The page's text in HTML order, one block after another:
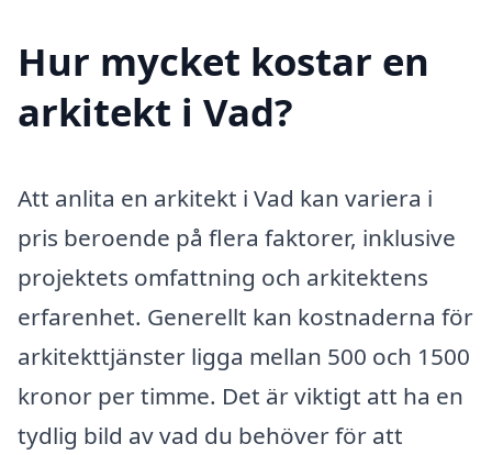
Hur mycket kostar en
arkitekt i Vad?
Att anlita en arkitekt i Vad kan variera i
pris beroende på flera faktorer, inklusive
projektets omfattning och arkitektens
erfarenhet. Generellt kan kostnaderna för
arkitekttjänster ligga mellan 500 och 1500
kronor per timme. Det är viktigt att ha en
tydlig bild av vad du behöver för att